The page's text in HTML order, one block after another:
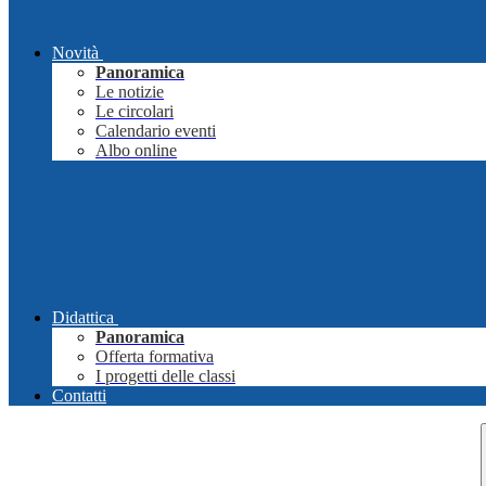
Novità
Panoramica
Le notizie
Le circolari
Calendario eventi
Albo online
Didattica
Panoramica
Offerta formativa
I progetti delle classi
Contatti